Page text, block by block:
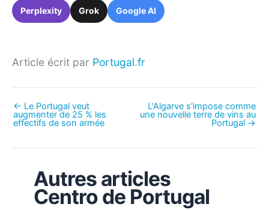
Perplexity Grok Google AI
Article écrit par Portugal.fr
← Le Portugal veut
augmenter de 25 % les
effectifs de son armée
L'Algarve s'impose comme
une nouvelle terre de vins au
Portugal →
Autres articles
Centro de Portugal